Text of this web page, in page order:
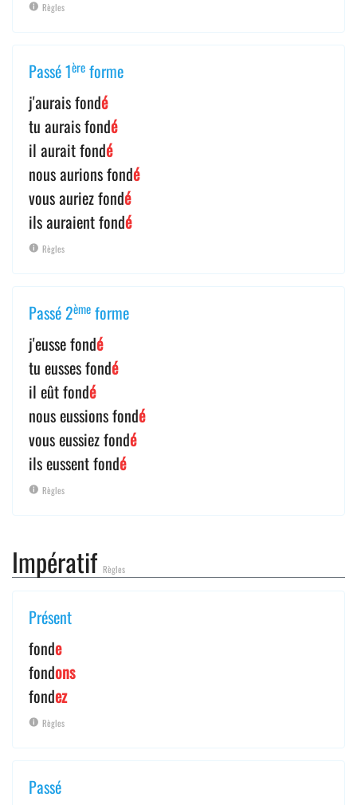
Règles
Passé 1ère forme
j'aurais fondé
tu aurais fondé
il aurait fondé
nous aurions fondé
vous auriez fondé
ils auraient fondé
Règles
Passé 2ème forme
j'eusse fondé
tu eusses fondé
il eût fondé
nous eussions fondé
vous eussiez fondé
ils eussent fondé
Règles
Impératif Règles
Présent
fonde
fondons
fondez
Règles
Passé